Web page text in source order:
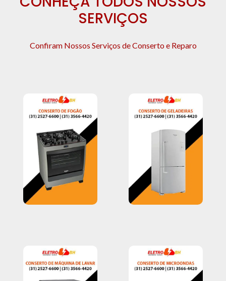
SERVIÇOS
Confiram Nossos Serviços de Conserto e Reparo